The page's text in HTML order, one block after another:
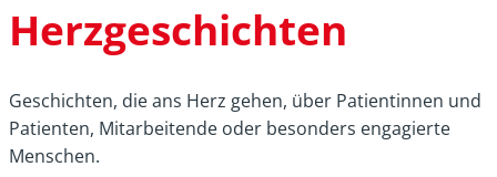
Herzgeschichten
Geschichten, die ans Herz gehen, über Patientinnen und
Patienten, Mitarbeitende oder besonders engagierte
Menschen.